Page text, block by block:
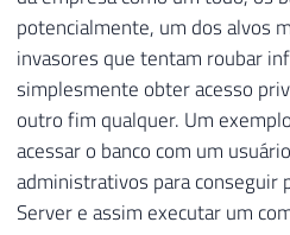
potencialmente, um dos alvos
invasores que tentam roubar
simplesmente obter acesso
outro fim qualquer. Um
acessar o banco com um
administrativos para conseguir
Server e assim executar um